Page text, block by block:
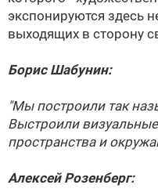
экспонируются здесь
выходящих в сторону
Борис Шабунин:
"Мы построили так
Выстроили
пространства и
Алексей Розенберг: